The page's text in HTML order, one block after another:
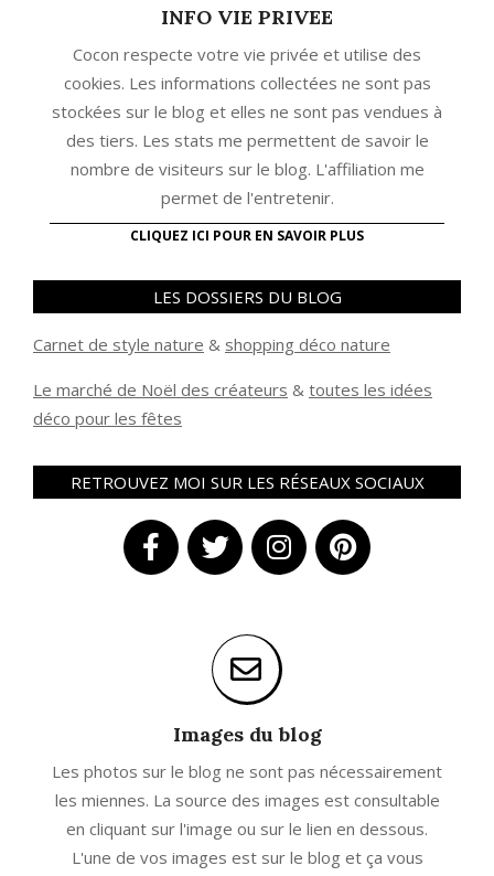
INFO VIE PRIVEE
Cocon respecte votre vie privée et utilise des
cookies. Les informations collectées ne sont pas
stockées sur le blog et elles ne sont pas vendues à
des tiers. Les stats me permettent de savoir le
nombre de visiteurs sur le blog. L'affiliation me
permet de l'entretenir.
CLIQUEZ ICI POUR EN SAVOIR PLUS
LES DOSSIERS DU BLOG
Carnet de style nature & shopping déco nature
Le marché de Noël des créateurs & toutes les idées
déco pour les fêtes
RETROUVEZ MOI SUR LES RÉSEAUX SOCIAUX
Images du blog
Les photos sur le blog ne sont pas nécessairement
les miennes. La source des images est consultable
en cliquant sur l'image ou sur le lien en dessous.
L'une de vos images est sur le blog et ça vous